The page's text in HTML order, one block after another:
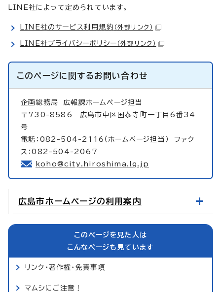
LINE社によって定められています。
LINE社のサービス利用規約 （外部リンク）
LINE社プライバシーポリシー （外部リンク）
このページに関するお問い合わせ
企画総務局 広報課ホームページ担当
〒730-8586 広島市中区国泰寺町一丁目6番34
号
電話：082-504-2116（ホームページ担当） ファク
ス：082-504-2067
koho@city.hiroshima.lg.jp
広島市ホームページの利用案内
このページを見た人は
こんなページも見ています
リンク・著作権・免責事項
マムシにご注意！